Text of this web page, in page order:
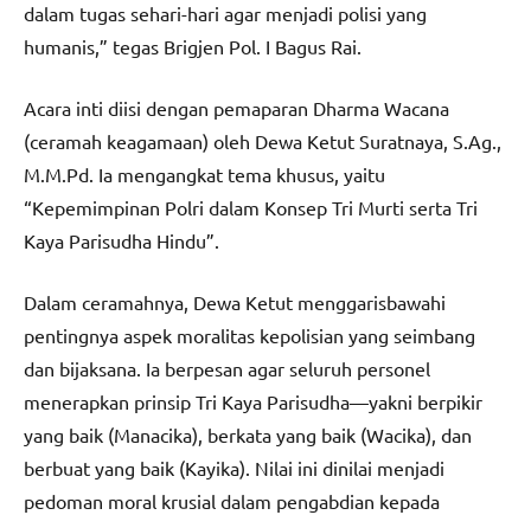
dalam tugas sehari-hari agar menjadi polisi yang
humanis,” tegas Brigjen Pol. I Bagus Rai.
Acara inti diisi dengan pemaparan Dharma Wacana
(ceramah keagamaan) oleh Dewa Ketut Suratnaya, S.Ag.,
M.M.Pd. Ia mengangkat tema khusus, yaitu
“Kepemimpinan Polri dalam Konsep Tri Murti serta Tri
Kaya Parisudha Hindu”.
Dalam ceramahnya, Dewa Ketut menggarisbawahi
pentingnya aspek moralitas kepolisian yang seimbang
dan bijaksana. Ia berpesan agar seluruh personel
menerapkan prinsip Tri Kaya Parisudha—yakni berpikir
yang baik (Manacika), berkata yang baik (Wacika), dan
berbuat yang baik (Kayika). Nilai ini dinilai menjadi
pedoman moral krusial dalam pengabdian kepada